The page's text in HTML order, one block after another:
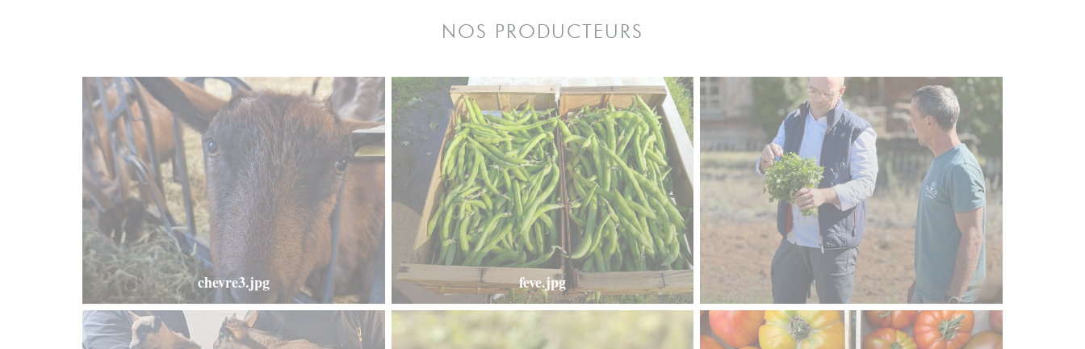
NOS PRODUCTEURS
chevre3.jpg feve.jpg